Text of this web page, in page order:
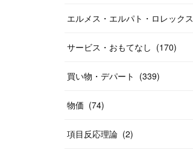
(20
(10
(40
エルメス・エルパト・ロレックス
サービス・おもてなし (170)
買い物・デパート (339)
物価 (74)
項目反応理論 (2)